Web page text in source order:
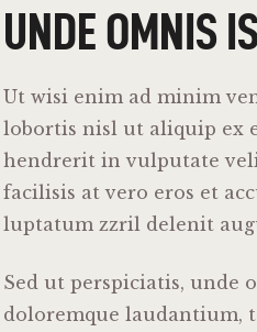
UNDE OMNIS
Ut wisi enim ad minim
lobortis nisl ut aliquip ex
hendrerit in vulputate
facilisis at vero eros et
luptatum zzril delenit
Sed ut perspiciatis, unde
doloremque laudantium,